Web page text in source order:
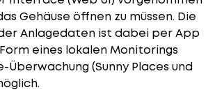
Gehäuse öffnen zu müssen. Die
Anlagedaten ist dabei per App
eines lokalen Monitorings
Überwachung (Sunny Places und